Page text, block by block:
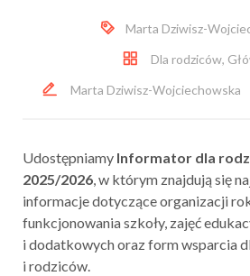
Marta Dziwisz-
Dla rodziców,
Marta Dziwisz-Wojciechowska
Udostępniamy Informator dla
2025/2026, w którym znajdują się
informacje dotyczące organizacji
funkcjonowania szkoły, zajęć
i dodatkowych oraz form wsparcia
i rodziców.